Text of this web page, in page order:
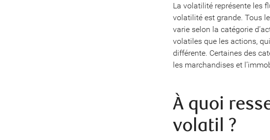
La volatilité représente les
volatilité est grande. Tous
varie selon la catégorie
volatiles que les actions,
différente. Certaines des
les marchandises et
À quoi
volatil ?